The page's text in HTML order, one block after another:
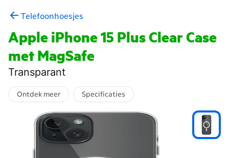
Telefoonhoesjes
Apple iPhone 15 Plus Clear Case
met MagSafe
Transparant
Ontdek meer Specificaties